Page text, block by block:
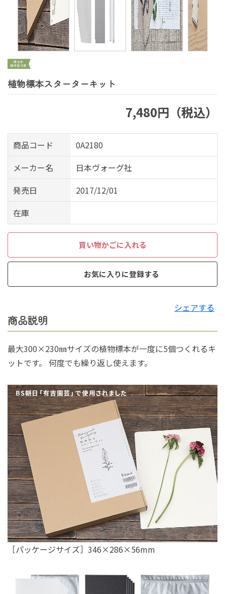
植物標本スターターキット
7,480円（税込）
商品コード
0A2180
メーカー名
日本ヴォーグ社
発売日
2017/12/01
在庫
買い物かごに入れる
お気に入りに登録する
シェアする
商品説明
最大300×230㎜サイズの植物標本が一度に5個つくれるキ
ットです。 何度でも繰り返し使えます。
［パッケージサイズ］346×286×56mm